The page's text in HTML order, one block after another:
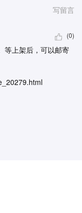
写留言
(0)
等上架后，可以邮寄